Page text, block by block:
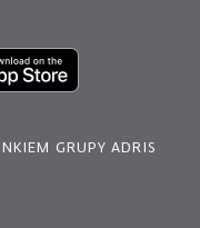
GRUPY ADRIS